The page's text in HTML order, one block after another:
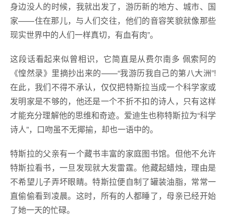
身边没人的时候，我就出发了，游历新的地方、城市、国
家——住在那儿，与人们交往，他们的音容笑貌就像那些
现实世界中的人们一样真切，有血有肉”。
这段话看起来似曾相识，它简直是从费尔南多 佩索阿的
《惶然录》里摘抄出来的——“我游历我自己的第八大洲”!
在此，我们不得不承认，仅仅把特斯拉当成一个科学家或
发明家是不够的，他还是一个不折不扣的诗人，只有这样
才能充分理解他的思维和奇迹。爱迪生也称特斯拉为“科学
诗人”，口吻虽不无揶揄，却也一语中的。
特斯拉的父亲有一个藏书丰富的家庭图书馆。但他不允许
特斯拉看书，一旦发现就大发雷霆。他藏起蜡烛，理由是
不希望儿子弄坏眼睛。特斯拉便自制了罐装油脂，常常一
直偷偷看到凌晨。这时，所有的人都睡了，母亲已经开始
了她一天的忙碌。